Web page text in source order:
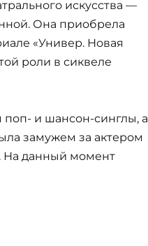
искусства —
Она приобрела
«Универ. Новая
роли в сиквеле
поп- и шансон-синглы, а
замужем за актером
На данный момент